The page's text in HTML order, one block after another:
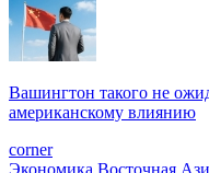
Вашингтон такого не
американскому влиянию
corner
Экономика Восточная